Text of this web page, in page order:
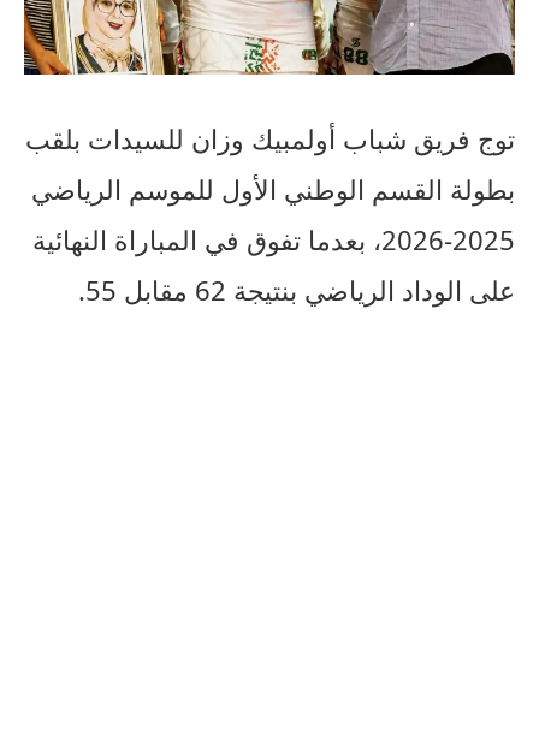
توج فريق شباب أولمبيك وزان للسيدات بلقب
بطولة القسم الوطني الأول للموسم الرياضي
2025-2026، بعدما تفوق في المباراة النهائية
على الوداد الرياضي بنتيجة 62 مقابل 55.